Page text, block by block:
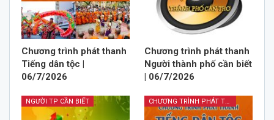
Chương trình phát thanh
Tiếng dân tộc |
06/7/2026
Chương trình phát thanh
Người thành phố cần biết
| 06/7/2026
NGƯỜI TP CẦN BIẾT CHƯƠNG TRÌNH PHÁT THANH TIẾNG DÂN TỘC